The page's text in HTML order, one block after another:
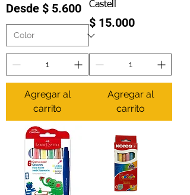
Desde $ 5.600
Precio de oferta
Agregar al
carrito
Castell
Precio
$ 15.000
Agregar al
carrito